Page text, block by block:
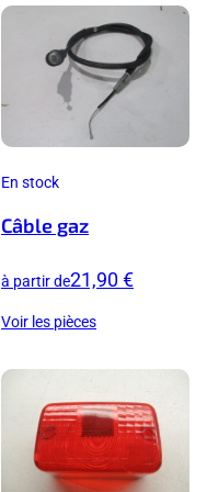
En stock
Câble gaz
à partir de21,90 €
Voir les pièces